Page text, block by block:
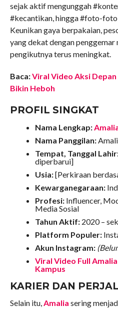
sejak aktif mengunggah
#kecantikan, hingga #foto-foto
Keunikan gaya berpakaian,
yang dekat dengan penggemar
pengikutnya terus meningkat.
Baca:Viral Video Aksi
Bikin Heboh
PROFIL SINGKAT
Nama Lengkap:
Nama Panggilan:
Tempat, Tanggal
diperbarui]
Usia:[Perkiraan
Kewarganegaraan:
Profesi:Influencer,
Media Sosial
Tahun Aktif:2020 –
Platform Populer:
Akun Instagram:
Viral Video Full
Kampus
KARIER DAN
Selain itu,Amalia sering